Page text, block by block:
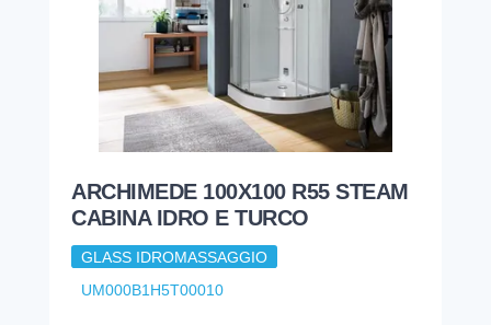
ARCHIMEDE 100X100 R55 STEAM
CABINA IDRO E TURCO
GLASS IDROMASSAGGIO
UM000B1H5T00010